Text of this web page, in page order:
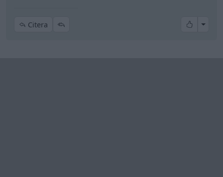
Citera All